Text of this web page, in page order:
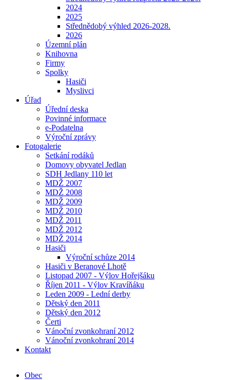
2024
2025
Střednědobý výhled 2026-2028.
2026
Územní plán
Knihovna
Firmy
Spolky
Hasiči
Myslivci
Úřad
Úřední deska
Povinné informace
e-Podatelna
Výroční zprávy
Fotogalerie
Setkání rodáků
Domovy obyvatel Jedlan
SDH Jedlany 110 let
MDŽ 2007
MDŽ 2008
MDŽ 2009
MDŽ 2010
MDŽ 2011
MDŽ 2012
MDŽ 2014
Hasiči
Výroční schůze 2014
Hasiči v Beranové Lhotě
Listopad 2007 - Výlov Hořejšáku
Říjen 2011 - Výlov Kravíňáku
Leden 2009 - Lední derby
Dětský den 2011
Dětský den 2012
Čerti
Vánoční zvonkohraní 2012
Vánoční zvonkohraní 2014
Kontakt
Obec